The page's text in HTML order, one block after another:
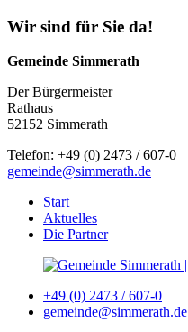
Wir sind für Sie da!
Gemeinde Simmerath
Der Bürgermeister
Rathaus
52152 Simmerath
Telefon: +49 (0) 2473 / 607-0
gemeinde@simmerath.de
Start
Aktuelles
Die Partner
+49 (0) 2473 / 607-0
gemeinde@simmerath.de